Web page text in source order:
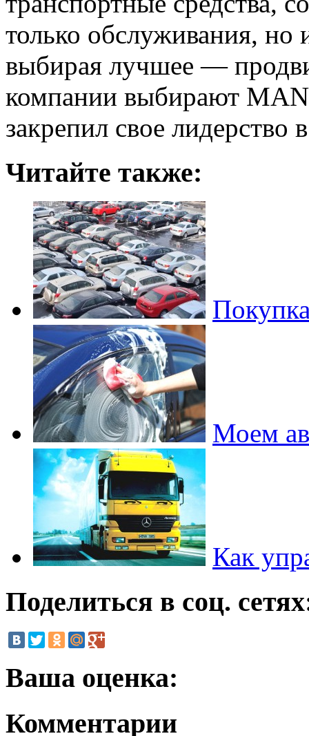
только обслуживания, но
выбирая лучшее —
компании выбирают
закрепил свое лидерство
Читайте также:
Моем
Как
Поделиться в соц.
Ваша оценка:
Комментарии